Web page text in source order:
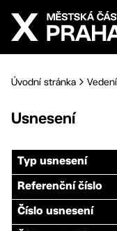
Přejít na hlavní
Úvodní stránka
Usnesení
Typ usnesení
Referenční číslo
Číslo usnesení